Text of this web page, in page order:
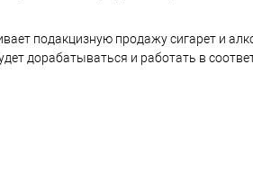
подакцизную продажу сигарет и
дорабатываться и работать в